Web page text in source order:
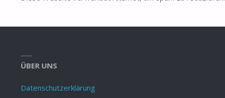
ÜBER UNS
Datenschutzerklärung